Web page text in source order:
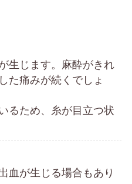
生じます。麻酔がきれ
た痛みが続くでしょ
るため、糸が目立つ状
血が生じる場合もあり